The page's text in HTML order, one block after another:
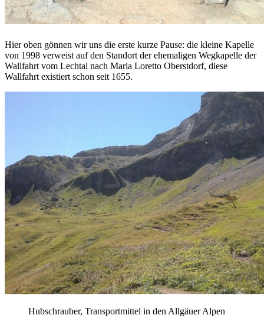
Hier oben gönnen wir uns die erste kurze Pause: die kleine Kapelle
von 1998 verweist auf den Standort der ehemaligen Wegkapelle der
Wallfahrt vom Lechtal nach Maria Loretto Oberstdorf, diese
Wallfahrt existiert schon seit 1655.
Hubschrauber, Transportmittel in den Allgäuer Alpen